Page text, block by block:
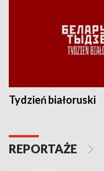
Tydzień białoruski
REPORTAŻE